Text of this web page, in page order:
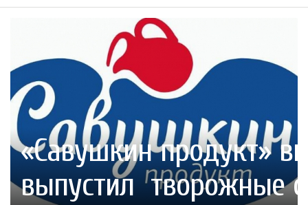
«Савушкин продукт»
выпустил творожные